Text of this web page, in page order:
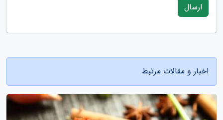
ارسال
اخبار و مقالات مرتبط